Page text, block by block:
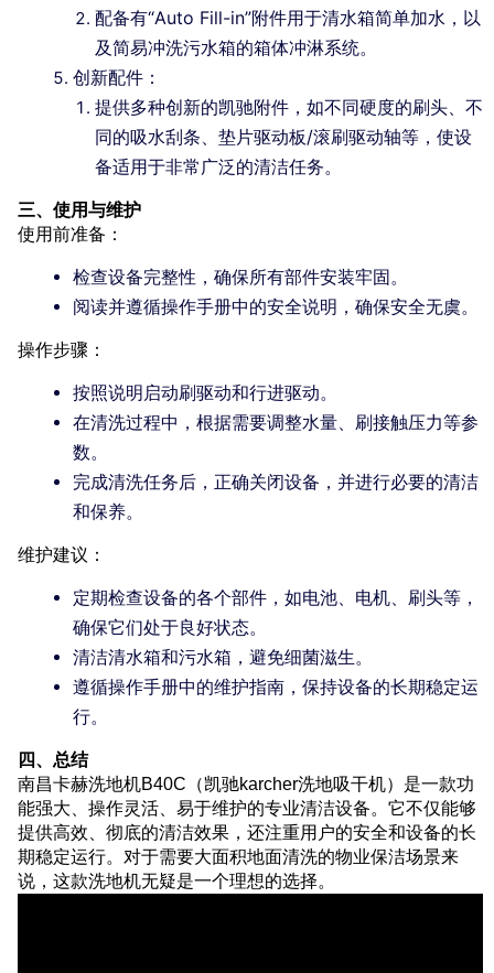
配备有“Auto Fill-in”附件用于清水箱简单加水，以
及简易冲洗污水箱的箱体冲淋系统。
创新配件：
提供多种创新的凯驰附件，如不同硬度的刷头、不
同的吸水刮条、垫片驱动板/滚刷驱动轴等，使设
备适用于非常广泛的清洁任务。
三、使用与维护
使用前准备：
检查设备完整性，确保所有部件安装牢固。
阅读并遵循操作手册中的安全说明，确保安全无虞。
操作步骤：
按照说明启动刷驱动和行进驱动。
在清洗过程中，根据需要调整水量、刷接触压力等参
数。
完成清洗任务后，正确关闭设备，并进行必要的清洁
和保养。
维护建议：
定期检查设备的各个部件，如电池、电机、刷头等，
确保它们处于良好状态。
清洁清水箱和污水箱，避免细菌滋生。
遵循操作手册中的维护指南，保持设备的长期稳定运
行。
四、总结
南昌卡赫洗地机B40C（凯驰karcher洗地吸干机）是一款功
能强大、操作灵活、易于维护的专业清洁设备。它不仅能够
提供高效、彻底的清洁效果，还注重用户的安全和设备的长
期稳定运行。对于需要大面积地面清洗的物业保洁场景来
说，这款洗地机无疑是一个理想的选择。